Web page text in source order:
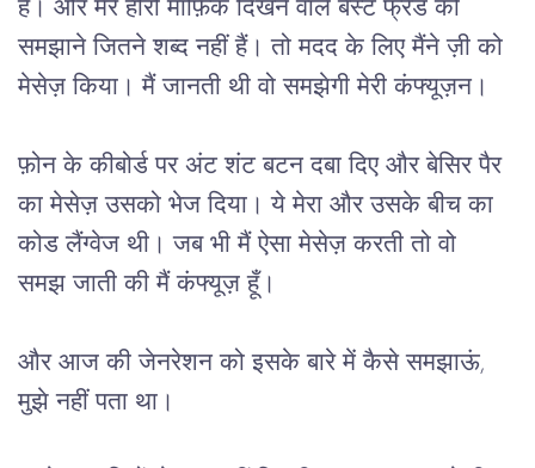
है। और मेरे हीरो माफ़िक दिखने वाले बेस्ट फ्रेंड को
समझाने जितने शब्द नहीं हैं। तो मदद के लिए मैंने ज़ी को
मेसेज़ किया। मैं जानती थी वो समझेगी मेरी कंफ्यूज़न।
फ़ोन के कीबोर्ड पर अंट शंट बटन दबा दिए और बेसिर पैर
का मेसेज़ उसको भेज दिया। ये मेरा और उसके बीच का
कोड लैंग्वेज थी। जब भी मैं ऐसा मेसेज़ करती तो वो
समझ जाती की मैं कंफ्यूज़ हूँ।
और आज की जेनरेशन को इसके बारे में कैसे समझाऊं,
मुझे नहीं पता था।